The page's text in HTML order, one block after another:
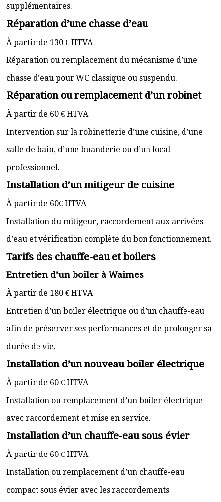
supplémentaires.
Réparation d’une chasse d’eau
À partir de 130 € HTVA
Réparation ou remplacement du mécanisme d’une
chasse d’eau pour WC classique ou suspendu.
Réparation ou remplacement d’un robinet
À partir de 60 € HTVA
Intervention sur la robinetterie d’une cuisine, d’une
salle de bain, d’une buanderie ou d’un local
professionnel.
Installation d’un mitigeur de cuisine
À partir de 60€ HTVA
Installation du mitigeur, raccordement aux arrivées
d’eau et vérification complète du bon fonctionnement.
Tarifs des chauffe-eau et boilers
Entretien d’un boiler à Waimes
À partir de 180 € HTVA
Entretien d’un boiler électrique ou d’un chauffe-eau
afin de préserver ses performances et de prolonger sa
durée de vie.
Installation d’un nouveau boiler électrique
À partir de 60 € HTVA
Installation ou remplacement d’un boiler électrique
avec raccordement et mise en service.
Installation d’un chauffe-eau sous évier
À partir de 60 € HTVA
Installation ou remplacement d’un chauffe-eau
compact sous évier avec les raccordements